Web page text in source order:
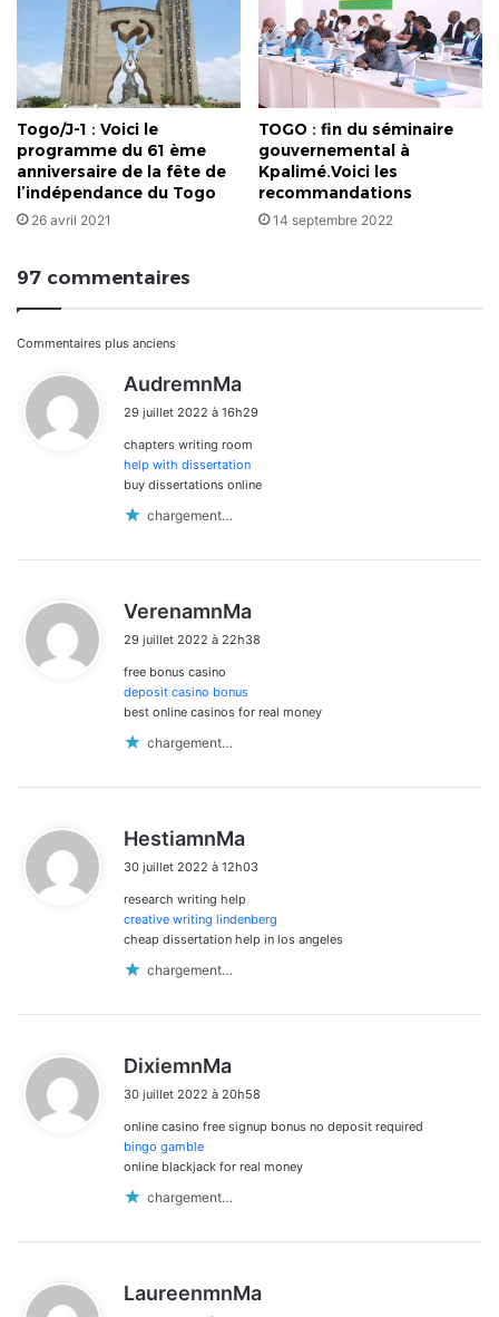
Togo/J-1 : Voici le
programme du 61 ème
anniversaire de la fête de
l’indépendance du Togo
26 avril 2021
TOGO : fin du séminaire
gouvernemental à
Kpalimé.Voici les
recommandations
14 septembre 2022
97 commentaires
Navigation
dans
les
commentaires
Commentaires plus anciens
AudremnMa
t
:
29 juillet 2022 à 16h29
chapters writing room
help with dissertation
buy dissertations online
chargement…
VerenamnMa
t
29 juillet 2022 à 22h38
free bonus casino
deposit casino bonus
best online casinos for real money
chargement…
HestiamnMa
t
:
30 juillet 2022 à 12h03
research writing help
creative writing lindenberg
cheap dissertation help in los angeles
chargement…
DixiemnMa
t
30 juillet 2022 à 20h58
online casino free signup bonus no deposit required
bingo gamble
online blackjack for real money
chargement…
LaureenmnMa